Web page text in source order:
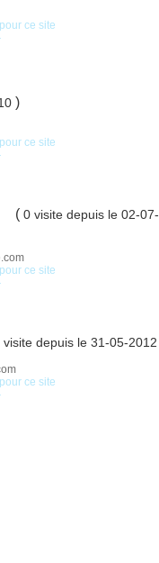
ce site
)
ce site
( 0 visite depuis le 02-07-
ce site
visite depuis le 31-05-2012
ce site